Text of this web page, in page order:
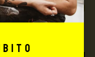
PER IL TUO
STUDIO